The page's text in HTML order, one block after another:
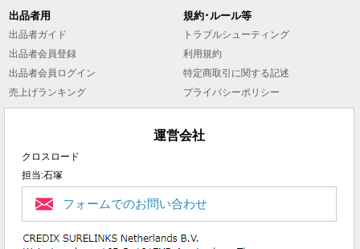
出品者用
出品者ガイド
出品者会員登録
出品者会員ログイン
売上げランキング
規約･ルール等
トラブルシューティング
利用規約
特定商取引に関する記述
プライバシーポリシー
運営会社
クロスロード
担当:石塚
フォームでのお問い合わせ